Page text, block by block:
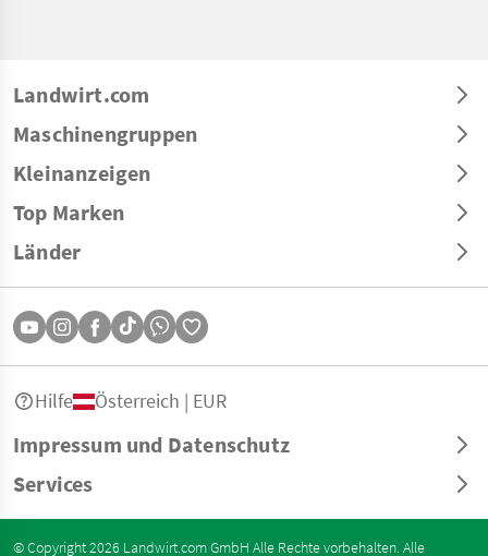
Landwirt.com
Maschinengruppen
Kleinanzeigen
Top Marken
Länder
Impressum und Datenschutz
Services
Hilfe Österreich | EUR
© Copyright 2026 Landwirt.com GmbH Alle Rechte vorbehalten. Alle